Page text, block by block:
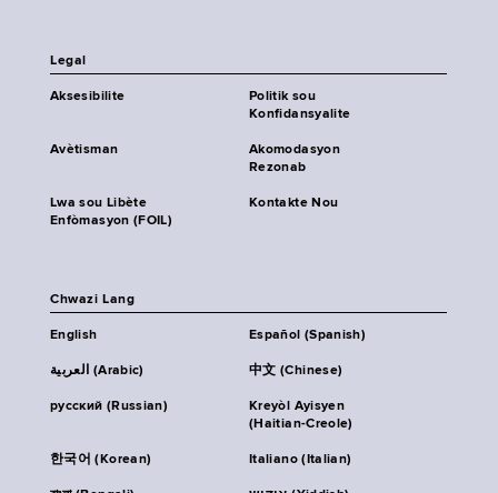
Legal
Aksesibilite
Politik sou
Konfidansyalite
Avètisman
Akomodasyon
Rezonab
Lwa sou Libète
Enfòmasyon (FOIL)
Kontakte Nou
Chwazi Lang
English Español (Spanish)
العربية (Arabic) 中文 (Chinese)
русский (Russian)
Kreyòl Ayisyen
(Haitian-Creole)
한국어 (Korean) Italiano (Italian)